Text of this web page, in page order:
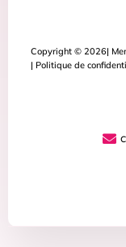
Copyright © 2026|
| Politique de